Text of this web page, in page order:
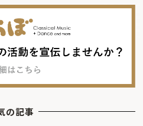
の記事